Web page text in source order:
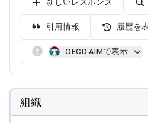
新しいレスポンス
引用情報 履歴を
OECD AIMで表示
組織